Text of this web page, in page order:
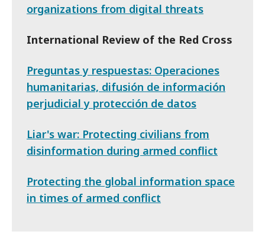
organizations from digital threats
International Review of the Red Cross
Preguntas y respuestas: Operaciones
humanitarias, difusión de información
perjudicial y protección de datos
Liar's war: Protecting civilians from
disinformation during armed conflict
Protecting the global information space
in times of armed conflict